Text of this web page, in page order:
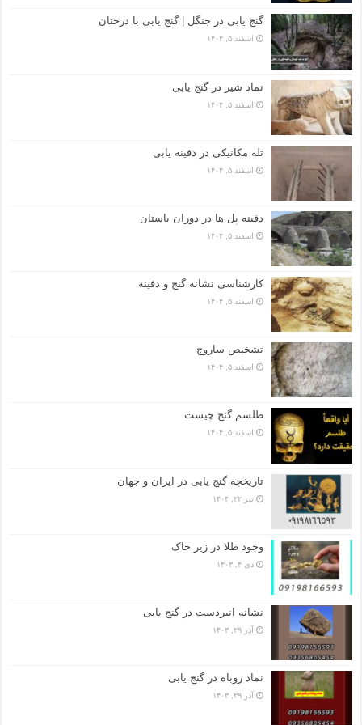
گنج یابی در جنگل | گنج یابی با درختان
اسفند ۵, ۱۴۰۴
نماد شیر در گنج یابی
اسفند ۵, ۱۴۰۴
تله مکانیکی در دفینه یابی
اسفند ۵, ۱۴۰۴
دفینه پل ها در دوران باستان
اسفند ۵, ۱۴۰۴
کارشناسی نشانه گنج و دفینه
اسفند ۵, ۱۴۰۴
تشخیص ساروج
اسفند ۵, ۱۴۰۴
طلسم گنج چیست
اسفند ۵, ۱۴۰۴
تاریخچه گنج‌ یابی در ایران و جهان
تیر ۲۲, ۱۴۰۴
وجود طلا در زیر خاک
دی ۴, ۱۴۰۳
نشانه انبردست در گنج یابی
آذر ۲۹, ۱۴۰۳
نماد روباه در گنج یابی
آذر ۲۹, ۱۴۰۳